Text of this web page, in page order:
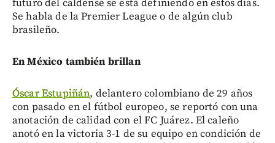
futuro del caldense se está definiendo en estos días.
Se habla de la Premier League o de algún club
brasileño.
En México también brillan
Óscar Estupiñán, delantero colombiano de 29 años
con pasado en el fútbol europeo, se reportó con una
anotación de calidad con el FC Juárez. El caleño
anotó en la victoria 3-1 de su equipo en condición de